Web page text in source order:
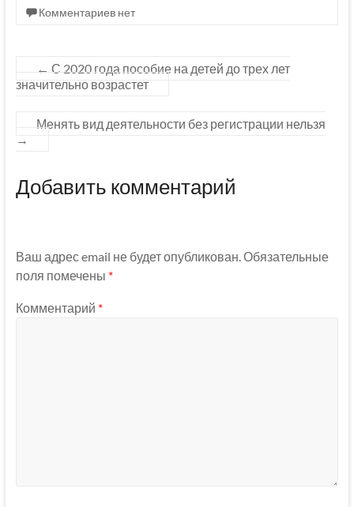
Комментариев нет
← С 2020 года пособие на детей до трех лет
значительно возрастет
Менять вид деятельности без регистрации нельзя
→
Добавить комментарий
Ваш адрес email не будет опубликован. Обязательные
поля помечены *
Комментарий *